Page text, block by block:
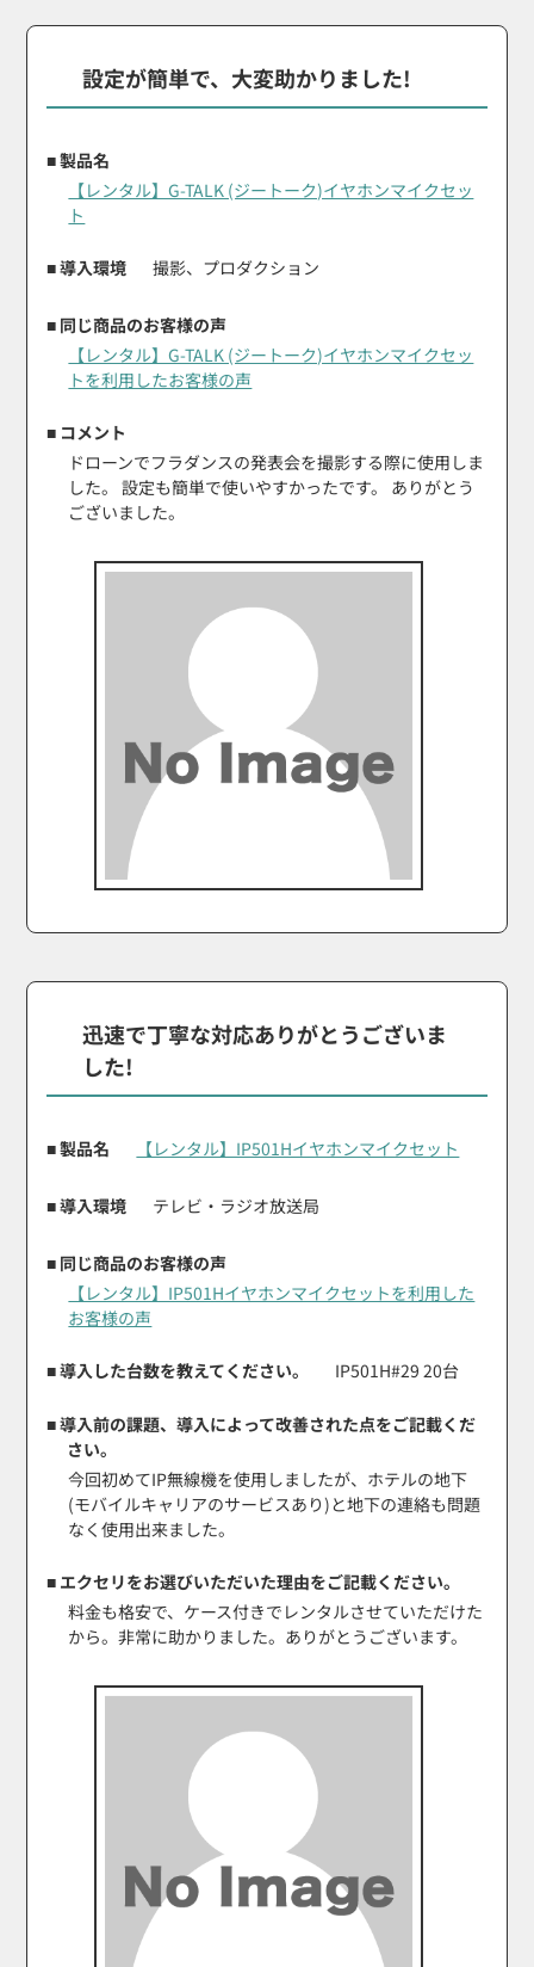
設定が簡単で、大変助かりました!
■ 製品名
【レンタル】G-TALK (ジートーク)イヤホンマイクセッ
ト
■ 導入環境 撮影、プロダクション
■ 同じ商品のお客様の声
【レンタル】G-TALK (ジートーク)イヤホンマイクセッ
トを利用したお客様の声
■ コメント
ドローンでフラダンスの発表会を撮影する際に使用しま
した。 設定も簡単で使いやすかったです。 ありがとう
ございました。
迅速で丁寧な対応ありがとうございま
した!
■ 製品名 【レンタル】IP501Hイヤホンマイクセット
■ 導入環境 テレビ・ラジオ放送局
■ 同じ商品のお客様の声
【レンタル】IP501Hイヤホンマイクセットを利用した
お客様の声
■ 導入した台数を教えてください。 IP501H#29 20台
■ 導入前の課題、導入によって改善された点をご記載くだ
さい。
今回初めてIP無線機を使用しましたが、ホテルの地下
(モバイルキャリアのサービスあり)と地下の連絡も問題
なく使用出来ました。
■ エクセリをお選びいただいた理由をご記載ください。
料金も格安で、ケース付きでレンタルさせていただけた
から。非常に助かりました。ありがとうございます。